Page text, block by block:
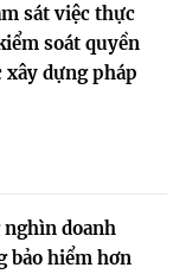
sát việc thực
soát quyền
dựng pháp
doanh
bảo hiểm hơn